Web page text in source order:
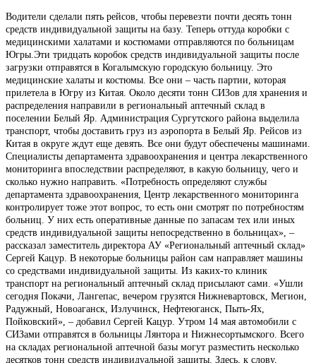
Водители сделали пять рейсов, чтобы перевезти почти десять тонн
средств индивидуальной защиты на базу. Теперь оттуда коробки с
медицинскими халатами и костюмами отправляются по больницам
Югры.Эти тридцать коробок средств индивидуальной защиты после
загрузки отправятся в Когалымскую городскую больницу. Это
медицинские халаты и костюмы. Все они – часть партии, которая
прилетела в Югру из Китая. Около десяти тонн СИЗов для хранения и
распределения направили в региональный аптечный склад в
поселении Белый Яр. Администрация Сургутского района выделила
транспорт, чтобы доставить груз из аэропорта в Белый Яр. Рейсов из
Китая в округе ждут еще девять. Все они будут обеспечены машинами.
Специалисты департамента здравоохранения и центра лекарственного
мониторинга впоследствии распределяют, в какую больницу, чего и
сколько нужно направить. «Потребность определяют службы
департамента здравоохранения, Центр лекарственного мониторинга
контролирует тоже этот вопрос, то есть они смотрят по потребностям
больниц. У них есть оперативные данные по запасам тех или иных
средств индивидуальной защиты непосредственно в больницах», –
рассказал заместитель директора АУ «Региональный аптечный склад»
Сергей Кацур. В некоторые больницы район сам направляет машины
со средствами индивидуальной защиты. Из каких-то клиник
транспорт на региональный аптечный склад присылают сами. «Ушли
сегодня Покачи, Лангепас, вечером грузятся Нижневартовск, Мегион,
Радужный, Новоаганск, Излучинск, Нефтеюганск, Пыть-Ях,
Пойковский», – добавил Сергей Кацур. Утром 14 мая автомобили с
СИЗами отправятся в больницы Лянтора и Нижнесортымского. Всего
на складах региональной аптечной базы могут разместить несколько
десятков тонн средств индивидуальной защиты. Здесь, к слову,